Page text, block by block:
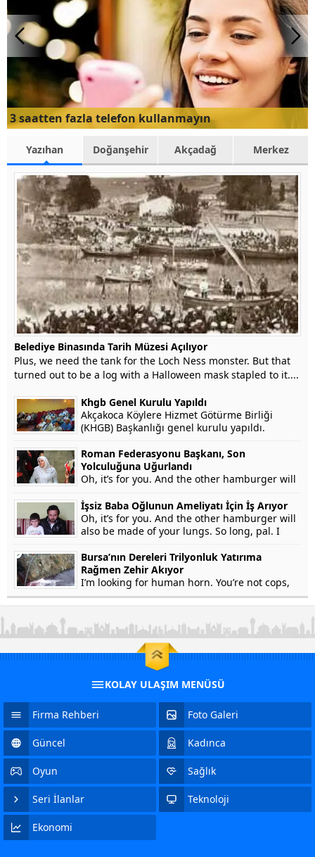
3 saatten fazla telefon kullanmayın
Yazıhan Doğanşehir Akçadağ Merkez
Belediye Binasında Tarih Müzesi Açılıyor
Plus, we need the tank for the Loch Ness monster. But that
turned out to be a log with a Halloween mask stapled to it....
Khgb Genel Kurulu Yapıldı
Akçakoca Köylere Hizmet Götürme Birliği
(KHGB) Başkanlığı genel kurulu yapıldı.
Roman Federasyonu Başkanı, Son
Yolculuğuna Uğurlandı
Oh, it’s for you. And the other hamburger will
also be made of your lungs. So long, pal. I
won’t testify on grounds that my...
İşsiz Baba Oğlunun Ameliyatı İçin İş Arıyor
Oh, it’s for you. And the other hamburger will
also be made of your lungs. So long, pal. I
won’t testify on grounds that my...
Bursa’nın Dereleri Trilyonluk Yatırıma
Rağmen Zehir Akıyor
I’m looking for human horn. You’re not cops,
right? Of course not. In fact, he’s a crook. Yep.
KOLAY ULAŞIM MENÜSÜ
Firma Rehberi Foto Galeri
Güncel Kadınca
Oyun Sağlık
Seri İlanlar Teknoloji
Ekonomi